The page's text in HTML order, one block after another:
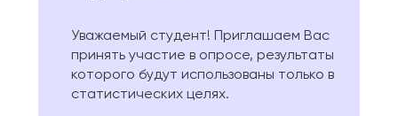
Уважаемый студент! Приглашаем Вас
принять участие в опросе, результаты
которого будут использованы только в
статистических целях.